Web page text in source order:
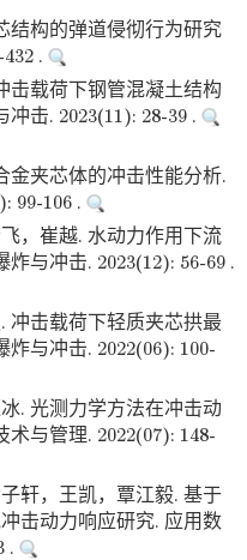
结构的弹道侵彻行为研究
.
击载荷下钢管混凝土结构
击. 2023(11): 28-39 .
夹芯体的冲击性能分析.
99-106 .
，崔越. 水动力作用下流
与冲击. 2023(12): 56-69 .
冲击载荷下轻质夹芯拱最
与冲击. 2022(06): 100-
. 光测力学方法在冲击动
与管理. 2022(07): 148-
轩，王凯，覃江毅. 基于
击动力响应研究. 应用数
.